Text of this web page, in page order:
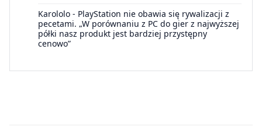
Karololo - PlayStation nie obawia się rywalizacji z
pecetami. „W porównaniu z PC do gier z najwyższej
półki nasz produkt jest bardziej przystępny
cenowo”